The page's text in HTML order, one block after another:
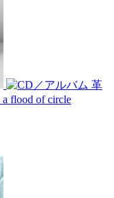
革
a flood of circle